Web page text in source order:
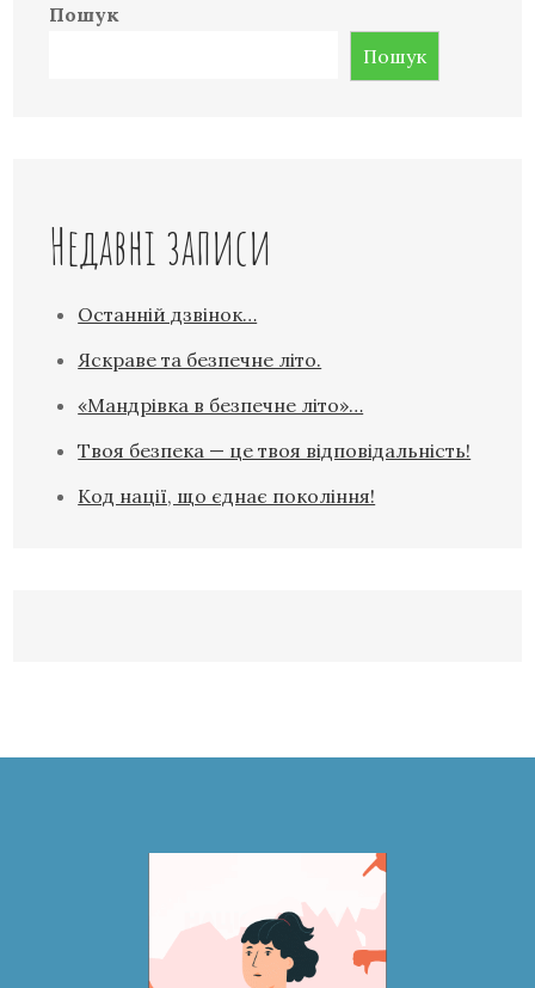
Пошук
Пошук
Недавні записи
Останній дзвінок…
Яскраве та безпечне літо.
«Мандрівка в безпечне літо»…
Твоя безпека — це твоя відповідальність!
Код нації, що єднає покоління!